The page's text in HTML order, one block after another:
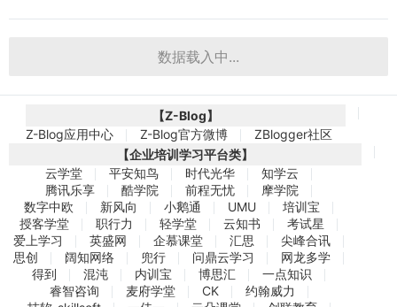
数据载入中...
【Z-Blog】
Z-Blog应用中心
Z-Blog官方微博
ZBlogger社区
【企业培训学习平台类】
云学堂
平安知鸟 时代光华
知学云
腾讯乐享
酷学院 前程无忧
摩学院
数字中欧
新风向 小鹅通 UMU
培训宝
授客学堂
职行力 轻学堂 云知书
考试星
爱上学习
英盛网 企慕课堂 汇思
尖峰合讯
思创
阔知网络 兜行 问鼎云学习
网龙多学
得到
混沌 内训宝 博思汇
一点知识
睿智咨询
麦府学堂 CK
约翰威力